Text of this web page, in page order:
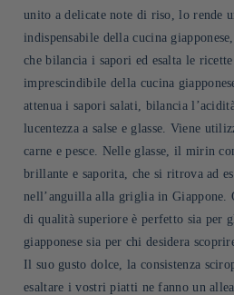
unito a delicate note di riso, lo rende
indispensabile della cucina
che bilancia i sapori ed esalta le
imprescindibile della cucina
attenua i sapori salati, bilancia
lucentezza a salse e glasse. Viene
carne e pesce. Nelle glasse, il mirin
brillante e saporita, che si ritrova ad
nell’anguilla alla griglia in Giappone.
di qualità superiore è perfetto sia per
giapponese sia per chi desidera
Il suo gusto dolce, la consistenza
esaltare i vostri piatti ne fanno un